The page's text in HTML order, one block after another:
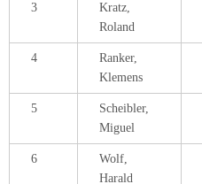
3
Kratz,
Roland
4
Ranker,
Klemens
5
Scheibler,
Miguel
6
Wolf,
Harald